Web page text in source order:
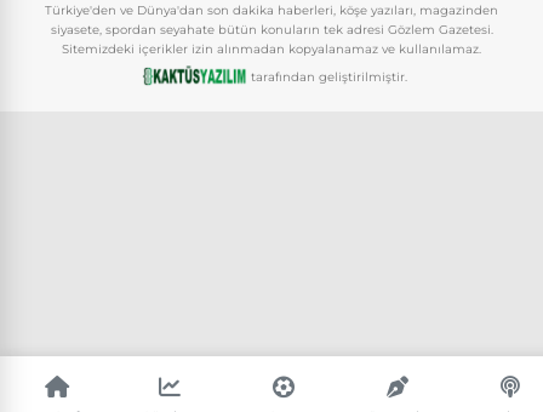
Türkiye'den ve Dünya'dan son dakika haberleri, köşe yazıları, magazinden
siyasete, spordan seyahate bütün konuların tek adresi Gözlem Gazetesi.
Sitemizdeki içerikler izin alınmadan kopyalanamaz ve kullanılamaz.
tarafından geliştirilmiştir.